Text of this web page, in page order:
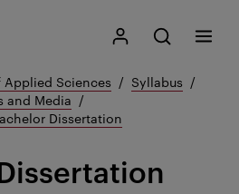
My Kristiania
Open search
Search
Menu
Sciences
Syllabus
and Media
Dissertation